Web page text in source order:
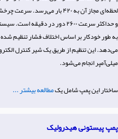
به طور خودکار بر اساس اختلاف فشار تنظیم
میلی‌آمپر انجام می‌شود.
ساختار این پمپ شامل یکمطالعه بیشتر ...
پمپ پیستونی هیدرولیک